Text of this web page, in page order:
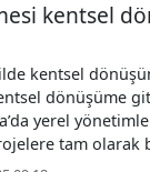
kentsel
kentsel
dönüşüme
yerel
tam olarak